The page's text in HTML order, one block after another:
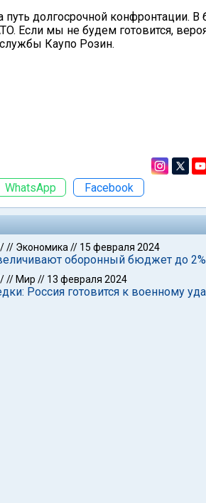
путь долгосрочной конфронтации.
Если мы не будем готовится,
Каупо Розин.
WhatsApp Facebook
// Экономика // 15 февраля 2024
оборонный бюджет до
// Мир // 13 февраля 2024
Россия готовится к военному